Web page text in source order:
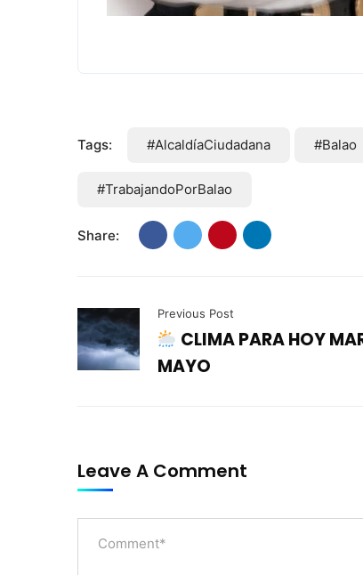
Tags: #AlcaldíaCiudadana #Balao
#TrabajandoPorBalao
Share:
Previous Post
CLIMA PARA HOY
MAYO
Leave A Comment